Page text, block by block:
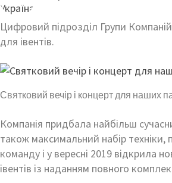
Цифровий підрозділ Групи
для івентів.
Святковий вечір і концерт для наших
Компанія придбала найбільш
також максимальний набір
команду і у вересні 2019 відкрила
івентів із наданням повного